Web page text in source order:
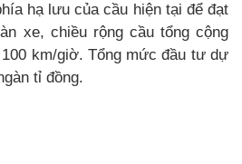
hạ lưu của cầu hiện tại để đạt
xe, chiều rộng cầu tổng cộng
km/giờ. Tổng mức đầu tư dự
tỉ đồng.